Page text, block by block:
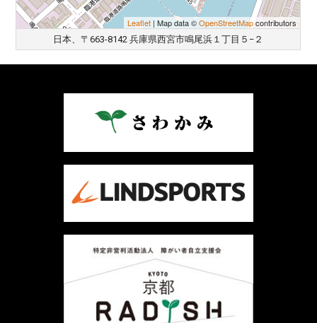
Leaflet | Map data ©OpenStreetMapcontributors
日本、〒663-8142 兵庫県西宮市鳴尾浜１丁目５−２